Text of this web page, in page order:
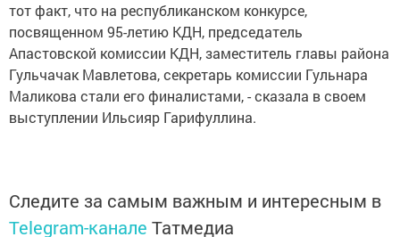
тот факт, что на республиканском конкурсе,
посвященном 95-летию КДН, председатель
Апастовской комиссии КДН, заместитель главы района
Гульчачак Мавлетова, секретарь комиссии Гульнара
Маликова стали его финалистами, - сказала в своем
выступлении Ильсияр Гарифуллина.
Следите за самым важным и интересным в
Telegram-канале Татмедиа